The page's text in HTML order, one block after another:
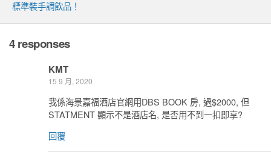
標準裝手調飲品！
4 responses
KMT
15 9 月, 2020
我係海景嘉福酒店官網用DBS BOOK 房, 過$2000, 但
STATMENT 顯示不是酒店名, 是否用不到一扣即享?
回覆